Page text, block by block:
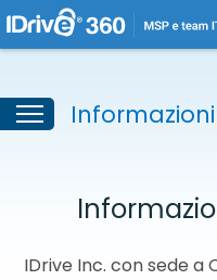
IDrive Inc. con sede a